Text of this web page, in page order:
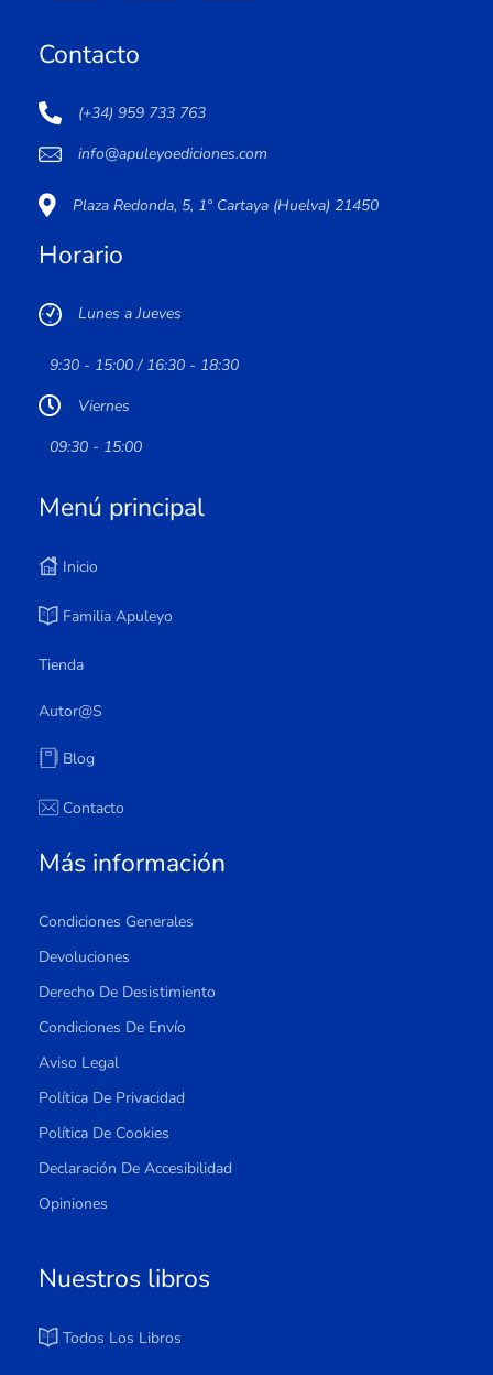
Contacto
(+34) 959 733 763
info@apuleyoediciones.com
Plaza Redonda, 5, 1º Cartaya (Huelva) 21450
Horario
Lunes a Jueves
9:30 - 15:00 / 16:30 - 18:30
Viernes
09:30 - 15:00
Menú principal
Inicio
Familia Apuleyo
Tienda
Autor@s
Blog
Contacto
Más información
Condiciones Generales
Devoluciones
Derecho De Desistimiento
Condiciones De Envío
Aviso Legal
Política De Privacidad
Política De Cookies
Declaración De Accesibilidad
Opiniones
Nuestros libros
Todos Los Libros